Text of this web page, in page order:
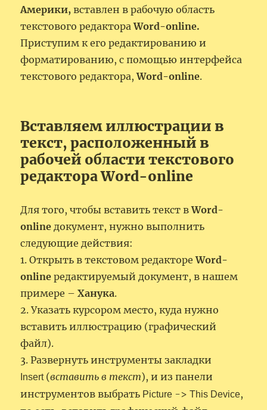
Америки,вставлен в рабочую область
текстового редактораWord-online.
Приступим к его редактированию и
форматированию, с помощью интерфейса
текстового редактора,Word-online.
Вставляем иллюстрации в
текст, расположенный в
рабочей области текстового
редактора Word-online
Для того, чтобы вставить текст вWord-
online документ, нужно выполнить
следующие действия:
1. Открыть в текстовом редактореWord-
onlineредактируемый документ, в нашем
примере –Ханука.
2. Указать курсором место, куда нужно
вставить иллюстрацию (графический
файл).
3. Развернуть инструменты закладки
Insert(вставить в текст), и из панели
инструментов выбрать Picture ->This Device,